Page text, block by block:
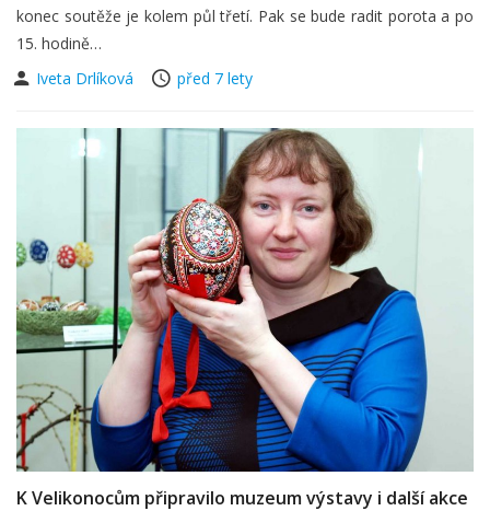
konec soutěže je kolem půl třetí. Pak se bude radit porota a po
15. hodině…
Iveta Drlíková
před 7 lety
K Velikonocům připravilo muzeum výstavy i další akce